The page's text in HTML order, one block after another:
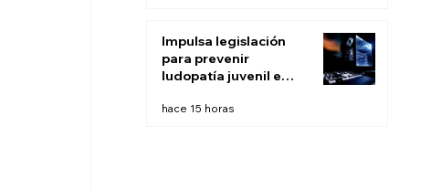
Impulsa legislación
para prevenir
ludopatía juvenil e
hace 15 horas